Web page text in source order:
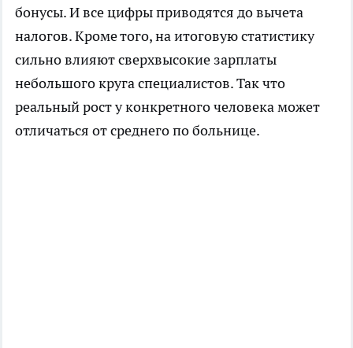
бонусы. И все цифры приводятся до вычета
налогов. Кроме того, на итоговую статистику
сильно влияют сверхвысокие зарплаты
небольшого круга специалистов. Так что
реальный рост у конкретного человека может
отличаться от среднего по больнице.